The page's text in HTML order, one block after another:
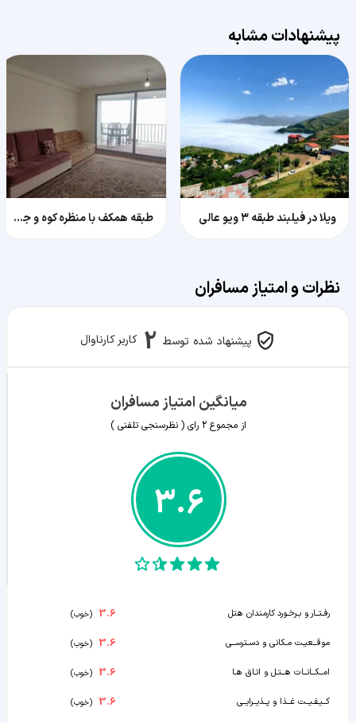
پیشنهادات مشابه
ویلا در فیلبند طبقه ۳ ویو عالی طبقه همکف با منظره کوه و جنگل و اقیانوسی از ابر
نظرات و امتیاز مسافران
پیشنهاد شده توسط 2 کاربر کارناوال
میانگین امتیاز مسافران
از مجموع 2 رای ( نظرسنجی تلفنی )
3.6
رفـتــار و بـرخـورد کارمندان هتل 3.6
(خوب)
موقــعیـت مـکانی و دسـترســی 3.6
(خوب)
امــکــانــات هــتـل و اتـاق هـا 3.6
(خوب)
کــیـفـیــت غــذا و پــذیــرایــی 3.6
(خوب)